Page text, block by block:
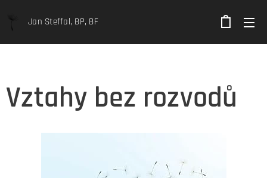
Jan Steffal, BP, BF
Vztahy bez rozvodů